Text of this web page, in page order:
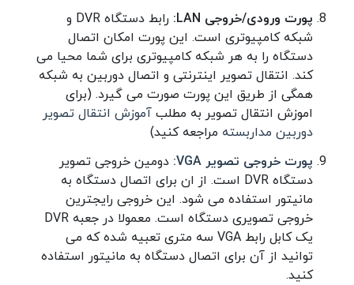
پورت ورودی/خروجی LAN:
رابط دستگاه DVR و
شبکه کامپیوتری است. این پورت امکان اتصال
دستگاه را به هر شبکه کامپیوتری برای شما محیا می
کند. انتقال تصویر اینترنتی و اتصال دوربین به شبکه
همگی از طریق این پورت صورت می گیرد. (برای
اموزش انتقال تصویر به مطلب آموزش انتقال تصویر
دوربین مداربسته مراجعه کنید)
پورت خروجی تصویر VGA:
دومین خروجی تصویر
دستگاه DVR است. از ان برای اتصال دستگاه به
مانیتور استفاده می شود. این خروجی رایجترین
خروجی تصویری دستگاه است. معمولا در جعبه DVR
یک کابل رابط VGA سه متری تعبیه شده که می
توانید از آن برای اتصال دستگاه به مانیتور استفاده
کنید.